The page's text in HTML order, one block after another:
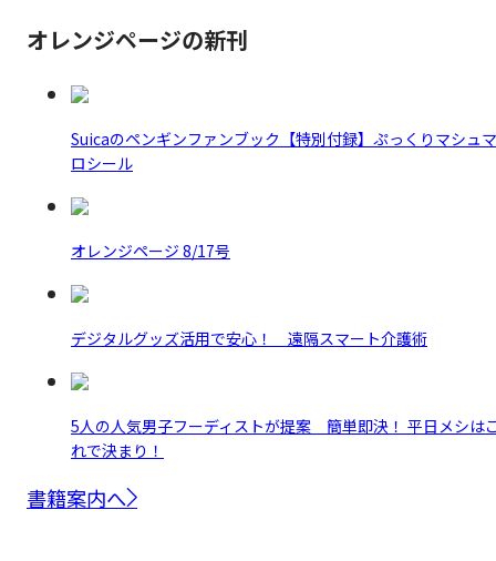
オレンジページの新刊
Suicaのペンギンファンブック【特別付録】ぷっくりマシュマ
ロシール
オレンジページ 8/17号
デジタルグッズ活用で安心！ 遠隔スマート介護術
5人の人気男子フーディストが提案 簡単即決！ 平日メシは
れで決まり！
書籍案内へ